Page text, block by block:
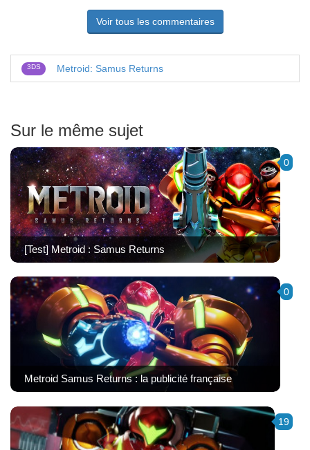
Voir tous les commentaires
3DS Metroid: Samus Returns
Sur le même sujet
0
[Test] Metroid : Samus Returns
0
Metroid Samus Returns : la publicité française
19